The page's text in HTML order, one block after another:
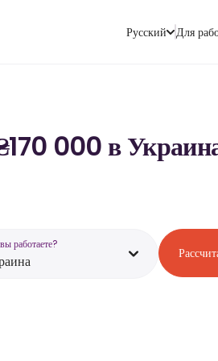
Русский Для
000 в
работаете?